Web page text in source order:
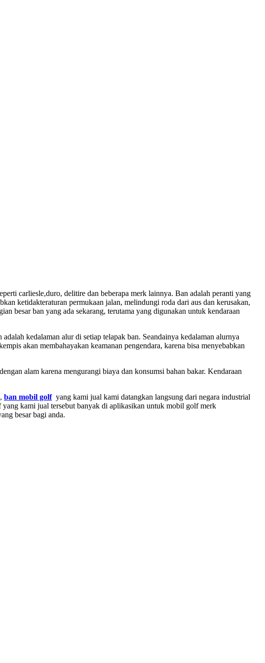
carliesle,duro, delitire dan beberapa merk lainnya. Ban adalah peranti yang
ketidakteraturan permukaan jalan, melindungi roda dari aus dan kerusakan,
besar ban yang ada sekarang, terutama yang digunakan untuk kendaraan
kedalaman alur di setiap telapak ban. Seandainya kedalaman alurnya
akan membahayakan keamanan pengendara, karena bisa menyebabkan
alam karena mengurangi biaya dan konsumsi bahan bakar. Kendaraan
ban mobil golfyang kami jual kami datangkan langsung dari negara industrial
kami jual tersebut banyak di aplikasikan untuk mobil golf merk
besar bagi anda.